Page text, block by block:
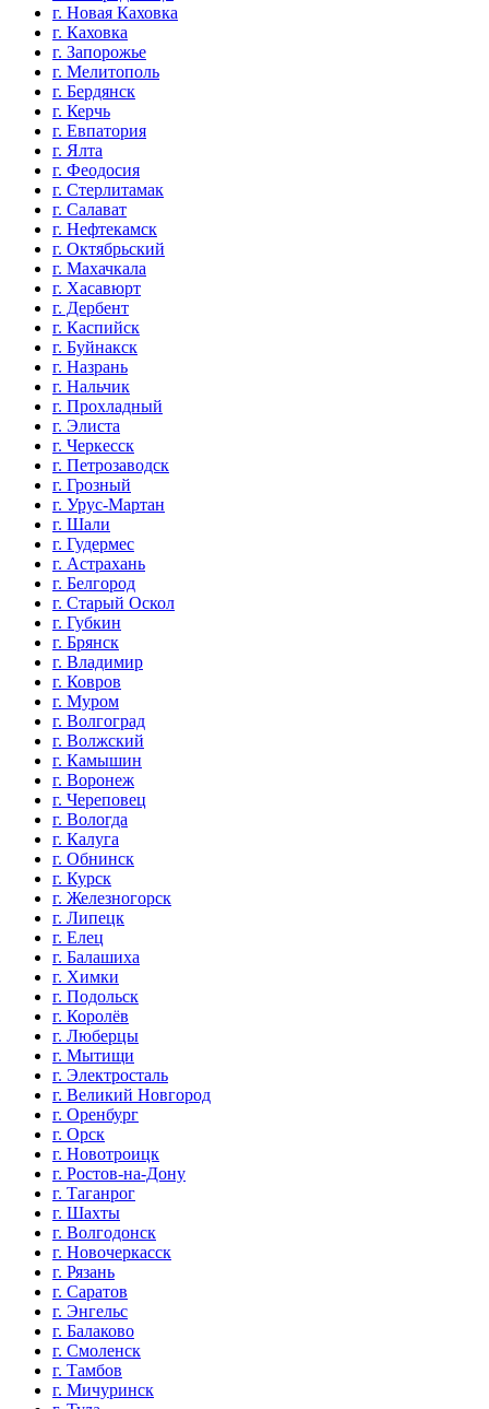
г. Новая Каховка
г. Каховка
г. Запорожье
г. Мелитополь
г. Бердянск
г. Керчь
г. Евпатория
г. Ялта
г. Феодосия
г. Стерлитамак
г. Салават
г. Нефтекамск
г. Октябрьский
г. Махачкала
г. Хасавюрт
г. Дербент
г. Каспийск
г. Буйнакск
г. Назрань
г. Нальчик
г. Прохладный
г. Элиста
г. Черкесск
г. Петрозаводск
г. Грозный
г. Урус-Мартан
г. Шали
г. Гудермес
г. Астрахань
г. Белгород
г. Старый Оскол
г. Губкин
г. Брянск
г. Владимир
г. Ковров
г. Муром
г. Волгоград
г. Волжский
г. Камышин
г. Воронеж
г. Череповец
г. Вологда
г. Калуга
г. Обнинск
г. Курск
г. Железногорск
г. Липецк
г. Елец
г. Балашиха
г. Химки
г. Подольск
г. Королёв
г. Люберцы
г. Мытищи
г. Электросталь
г. Великий Новгород
г. Оренбург
г. Орск
г. Новотроицк
г. Ростов-на-Дону
г. Таганрог
г. Шахты
г. Волгодонск
г. Новочеркасск
г. Рязань
г. Саратов
г. Энгельс
г. Балаково
г. Смоленск
г. Тамбов
г. Мичуринск